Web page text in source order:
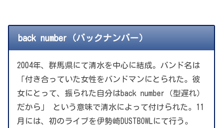
back number（バックナンバー）
2004年、群馬県にて清水を中心に結成。バンド名は
「付き合っていた女性をバンドマンにとられた。彼
女にとって、振られた自分はback number（型遅れ）
だから」 という意味で清水によって付けられた。11
月には、初のライブを伊勢崎DUSTBOWLにて行う。